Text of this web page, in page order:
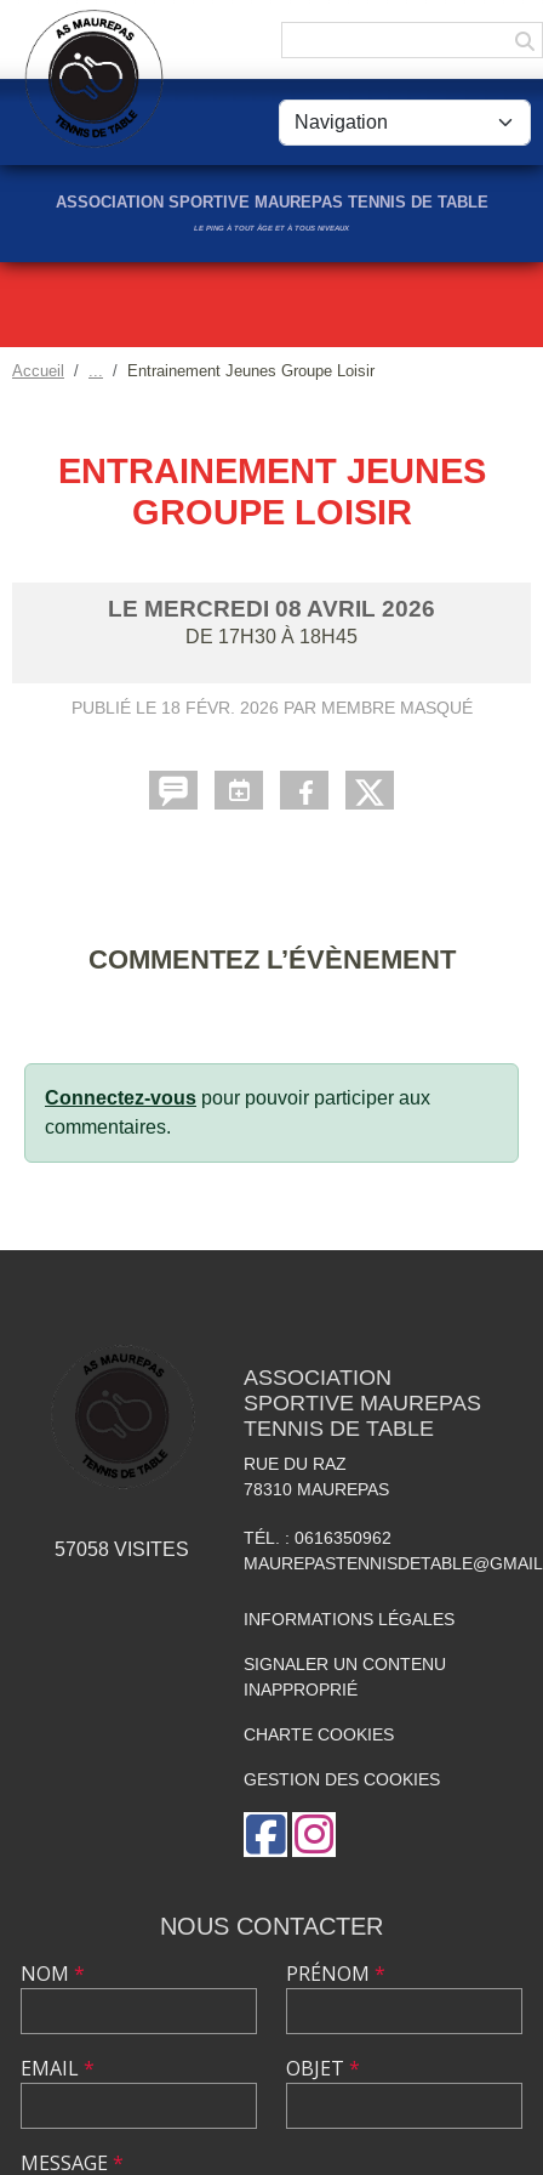
ASSOCIATION SPORTIVE MAUREPAS TENNIS DE TABLE
LE PING À TOUT ÂGE ET À TOUS NIVEAUX
Accueil Entrainement Jeunes Groupe Loisir
ENTRAINEMENT JEUNES
GROUPE LOISIR
LE MERCREDI 08 AVRIL 2026
DE 17H30 À 18H45
PUBLIÉ LE 18 FÉVR. 2026 PAR MEMBRE MASQUÉ
COMMENTEZ L’ÉVÈNEMENT
Connectez-vous pour pouvoir participer aux
commentaires.
57058VISITES
ASSOCIATION
SPORTIVE MAUREPAS
TENNIS DE TABLE
RUE DU RAZ
78310 MAUREPAS
TÉL. : 0616350962
INFORMATIONS LÉGALES
SIGNALER UN CONTENU
INAPPROPRIÉ
CHARTE COOKIES
GESTION DES COOKIES
NOUS CONTACTER
NOM *
EMAIL*
PRÉNOM *
OBJET *
MESSAGE *
Panneau de gestion des cookies